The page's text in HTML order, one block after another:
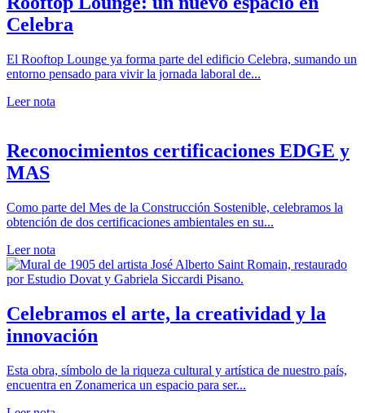
Celebra
El Rooftop Lounge ya forma parte del edificio Celebra, sumando un
entorno pensado para vivir la jornada laboral de...
Leer nota
Reconocimientos certificaciones EDGE y
MAS
Como parte del Mes de la Construcción Sostenible, celebramos la
obtención de dos certificaciones ambientales en su...
Leer nota
Celebramos el arte, la creatividad y la
innovación
Esta obra, símbolo de la riqueza cultural y artística de nuestro país,
encuentra en Zonamerica un espacio para ser...